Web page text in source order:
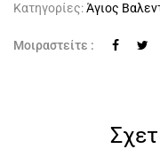
Κατηγορίες:Άγιος
Μοιραστείτε :